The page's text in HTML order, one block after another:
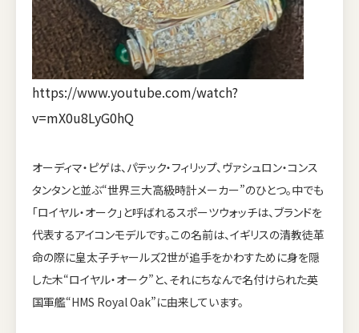
https://www.youtube.com/watch?
v=mX0u8LyG0hQ
オーディマ・ピゲは、パテック・フィリップ、ヴァシュロン・コンス
タンタンと並ぶ“世界三大高級時計メーカー”のひとつ。中でも
「ロイヤル・オーク」と呼ばれるスポーツウォッチは、ブランドを
代表するアイコンモデルです。この名前は、イギリスの清教徒革
命の際に皇太子チャールズ2世が追手をかわすために身を隠
した木“ロイヤル・オーク”と、それにちなんで名付けられた英
国軍艦“HMS Royal Oak”に由来しています。